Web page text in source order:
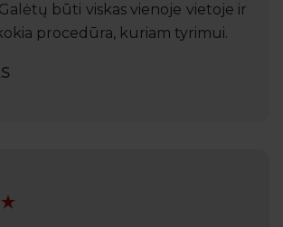
būti viskas vienoje vietoje ir
procedūra, kuriam tyrimui.